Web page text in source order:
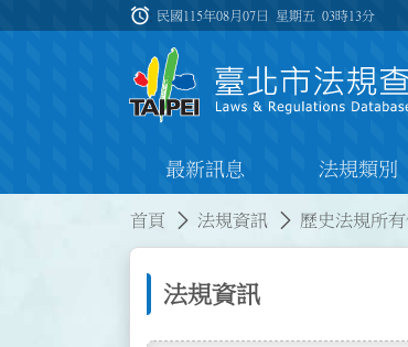
:::
alarm 民國115年08月07日 星期五03時13分
最新訊息 法規類別
首頁 法規資訊 歷史法規所
法規資訊